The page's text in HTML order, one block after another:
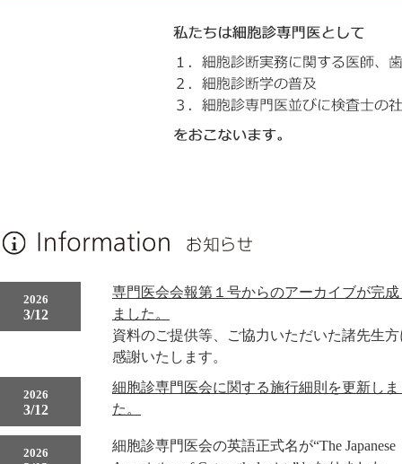
2026
3/12
専門医会会報第１号からのアーカイブが完成
ました。
資料のご提供等、ご協力いただいた諸先生方
感謝いたします。
2026
3/12
細胞診専門医会に関する施行細則を更新しま
た。
2026
細胞診専門医会の英語正式名が“The Japanese